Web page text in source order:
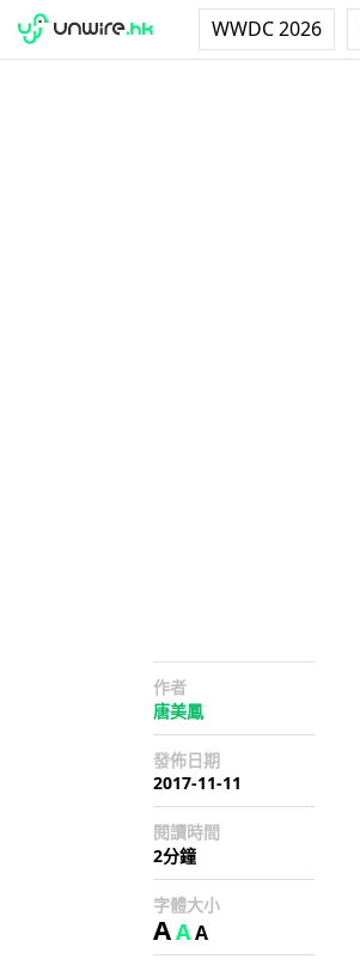
WWDC 2026
作者
唐美鳳
發佈日期
2017-11-11
閱讀時間
2分鐘
字體大小
AAA